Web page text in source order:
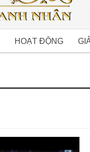
HOẠT ĐỘNG